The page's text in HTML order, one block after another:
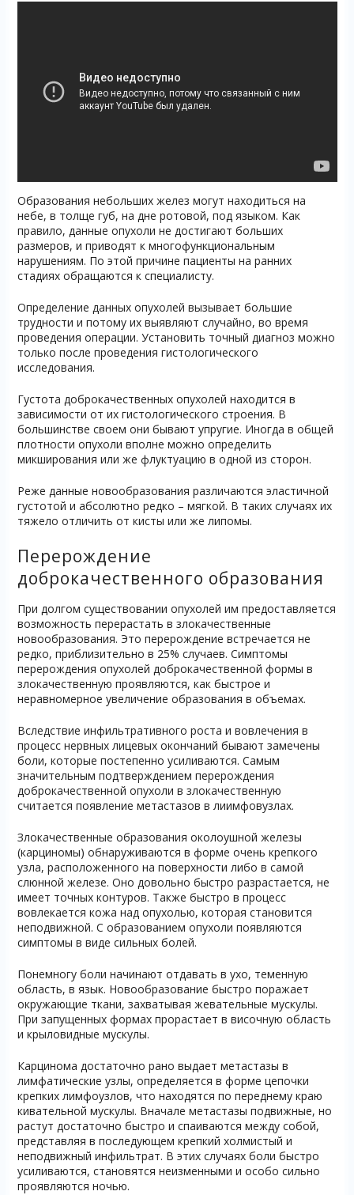
Образования небольших желез могут находиться на
небе, в толще губ, на дне ротовой, под языком. Как
правило, данные опухоли не достигают больших
размеров, и приводят к многофункциональным
нарушениям. По этой причине пациенты на ранних
стадиях обращаются к специалисту.
Определение данных опухолей вызывает большие
трудности и потому их выявляют случайно, во время
проведения операции. Установить точный диагноз можно
только после проведения гистологического
исследования.
Густота доброкачественных опухолей находится в
зависимости от их гистологического строения. В
большинстве своем они бывают упругие. Иногда в общей
плотности опухоли вполне можно определить
микширования или же флуктуацию в одной из сторон.
Реже данные новообразования различаются эластичной
густотой и абсолютно редко – мягкой. В таких случаях их
тяжело отличить от кисты или же липомы.
Перерождение
доброкачественного образования
При долгом существовании опухолей им предоставляется
возможность перерастать в злокачественные
новообразования. Это перерождение встречается не
редко, приблизительно в 25% случаев. Симптомы
перерождения опухолей доброкачественной формы в
злокачественную проявляются, как быстрое и
неравномерное увеличение образования в объемах.
Вследствие инфильтративного роста и вовлечения в
процесс нервных лицевых окончаний бывают замечены
боли, которые постепенно усиливаются. Самым
значительным подтверждением перерождения
доброкачественной опухоли в злокачественную
считается появление метастазов в лиимфовузлах.
Злокачественные образования околоушной железы
(карциномы) обнаруживаются в форме очень крепкого
узла, расположенного на поверхности либо в самой
слюнной железе. Оно довольно быстро разрастается, не
имеет точных контуров. Также быстро в процесс
вовлекается кожа над опухолью, которая становится
неподвижной. С образованием опухоли появляются
симптомы в виде сильных болей.
Понемногу боли начинают отдавать в ухо, теменную
область, в язык. Новообразование быстро поражает
окружающие ткани, захватывая жевательные мускулы.
При запущенных формах прорастает в височную область
и крыловидные мускулы.
Карцинома достаточно рано выдает метастазы в
лимфатические узлы, определяется в форме цепочки
крепких лимфоузлов, что находятся по переднему краю
кивательной мускулы. Вначале метастазы подвижные, но
растут достаточно быстро и спаиваются между собой,
представляя в последующем крепкий холмистый и
неподвижный инфильтрат. В этих случаях боли быстро
усиливаются, становятся неизменными и особо сильно
проявляются ночью.